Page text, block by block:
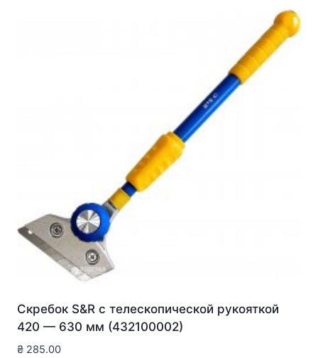
Скребок S&R с телескопической рукояткой
420 — 630 мм (432100002)
₴ 285.00